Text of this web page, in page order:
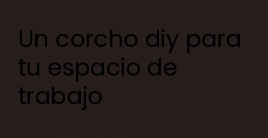
Un corcho diy para
tu espacio de
trabajo